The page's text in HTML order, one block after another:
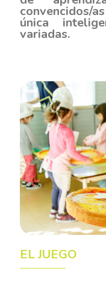
única
variadas.
EL JUEGO